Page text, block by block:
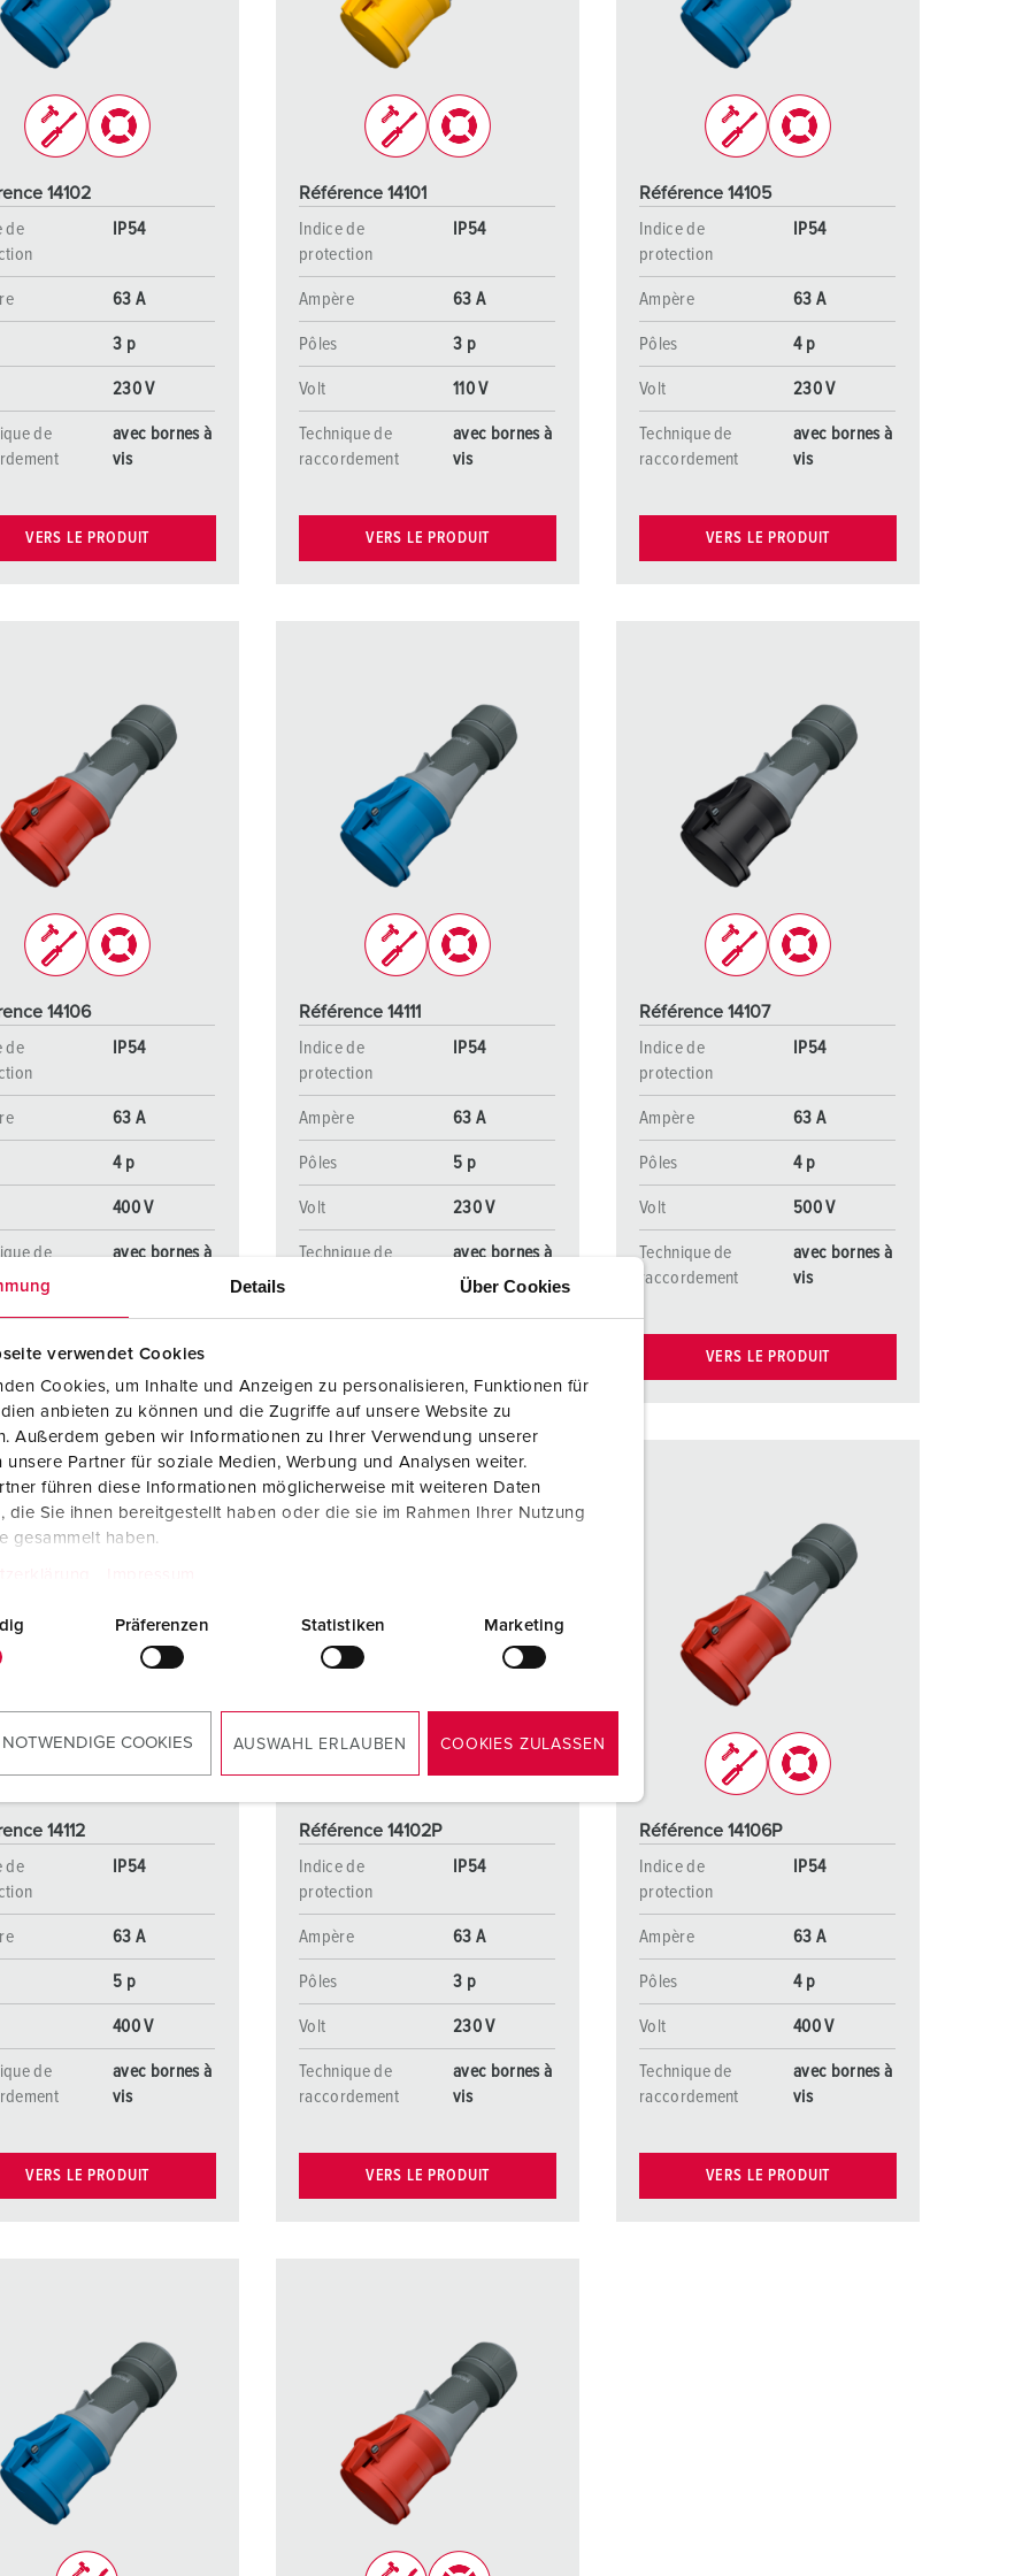
Details Über Cookies
verwendet Cookies
Cookies, um Inhalte und Anzeigen zu personalisieren, Funktionen für
anbieten zu können und die Zugriffe auf unsere Website zu
Außerdem geben wir Informationen zu Ihrer Verwendung unserer
unsere Partner für soziale Medien, Werbung und Analysen weiter.
führen diese Informationen möglicherweise mit weiteren Daten
die Sie ihnen bereitgestellt haben oder die sie im Rahmen Ihrer Nutzung
gesammelt haben.
Präferenzen Statistiken Marketing
COOKIES AUSWAHL ERLAUBEN COOKIES ZULASSEN
Dispositifs de connexion selon standards internationaux
Transmission de données / réseautique
Produits avec extension et produits complémentaires
Produits complémentaires
Service incendie et protection contre les catastrophes
Pour conteneurs frigorifiques
TM selon norme du matériel militaire
Connectique pour l‘événementiel
14102
de
IP54
63 A
3 p
230 V
de
avec bornes à
vis
VERS LE PRODUIT
Référence 14101
Indice de
protection
IP54
Ampère 63 A
Pôles 3 p
Volt 110 V
Technique de
raccordement
avec bornes à
vis
VERS LE PRODUIT
Référence 14105
Indice de
protection
IP54
Ampère 63 A
Pôles 4 p
Volt 230 V
Technique de
raccordement
avec bornes à
vis
VERS LE PRODUIT
14106
de
IP54
63 A
4 p
400 V
de
avec bornes à
VERS LE PRODUIT
Référence 14111
Indice de
protection
IP54
Ampère 63 A
Pôles 5 p
Volt 230 V
Technique de
avec bornes à
vis
Référence 14107
Indice de
protection
IP54
Ampère 63 A
Pôles 4 p
Volt 500 V
Technique de
raccordement
avec bornes à
vis
VERS LE PRODUIT
14112
de
IP54
63 A
5 p
400 V
de
avec bornes à
vis
VERS LE PRODUIT
Référence 14102P
Indice de
protection
IP54
Ampère 63 A
Pôles 3 p
Volt 230 V
Technique de
raccordement
avec bornes à
vis
VERS LE PRODUIT
Référence 14106P
Indice de
protection
IP54
Ampère 63 A
Pôles 4 p
Volt 400 V
Technique de
raccordement
avec bornes à
vis
VERS LE PRODUIT